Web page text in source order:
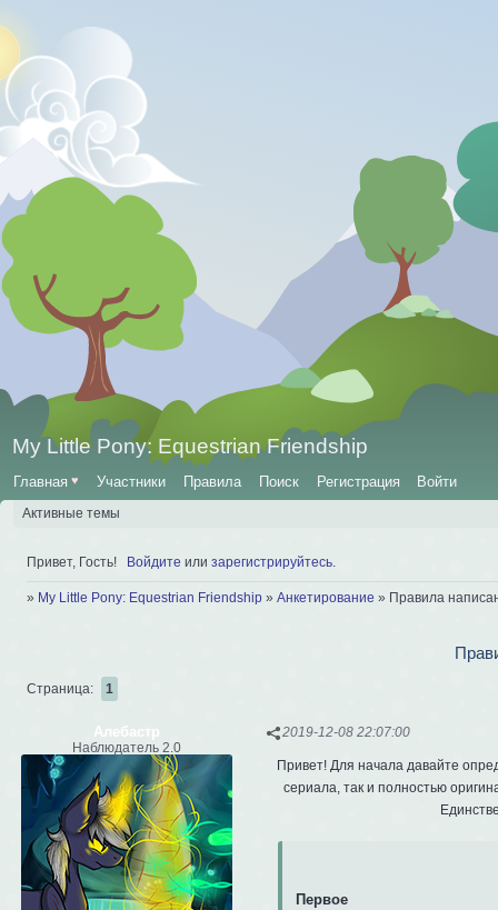
My Little Pony: Equestrian Friendship
Главная ♥ Участники Правила Поиск Регистрация Войти
Активные темы
Привет, Гость! Войдите или зарегистрируйтесь
» My Little Pony: Equestrian Friendship » Анкетирование » Правила
Страница: 1
2019-12-08 22:07:00
Алебастр
Наблюдатель 2.0
Привет! Для начала давайте
сериала, так и полностью
Первое